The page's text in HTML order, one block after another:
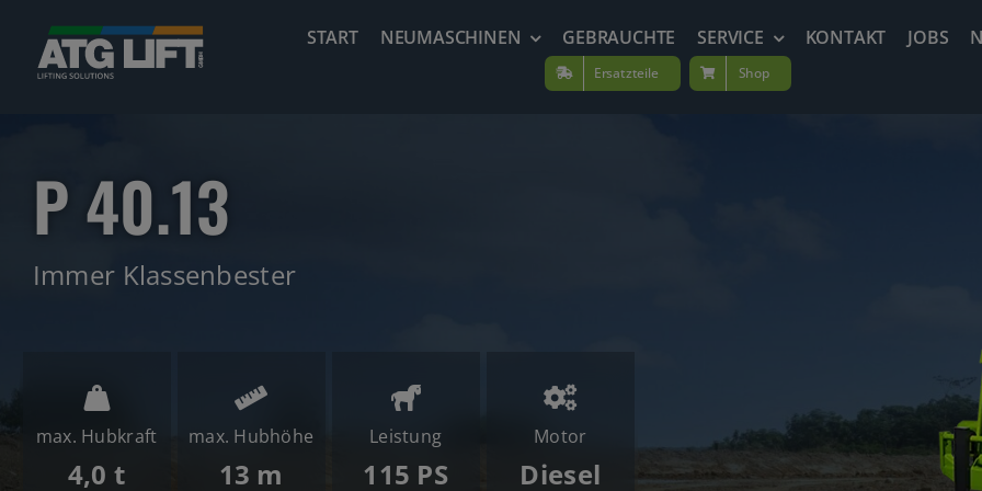
Inhalt
springen
START NEUMASCHINEN GEBRAUCHTE SERVICE KONTAKT JOBS
Ersatzteile Shop
P 40.13
Immer Klassenbester
max. Hubkraft
4,0 t
max. Hubhöhe
13 m
Leistung
115 PS
Motor
Diesel